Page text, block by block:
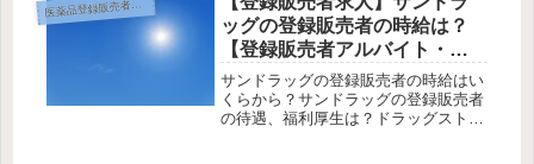
ート受講って何？もし受講しなければ
資...
医薬品登録販売者って何？
ッグの登録販売者の時給は？
【登録販売者アルバイト・パ
ートの待遇を調査】
サンドラッグの登録販売者の時給はい
くらから？サンドラッグの登録販売者
の待遇、福利厚生は？ドラッグストア